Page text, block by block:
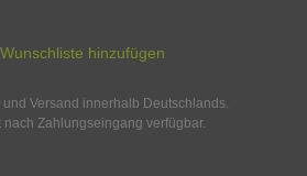
hinzufügen
Versand innerhalb Deutschlands.
Zahlungseingang verfügbar.